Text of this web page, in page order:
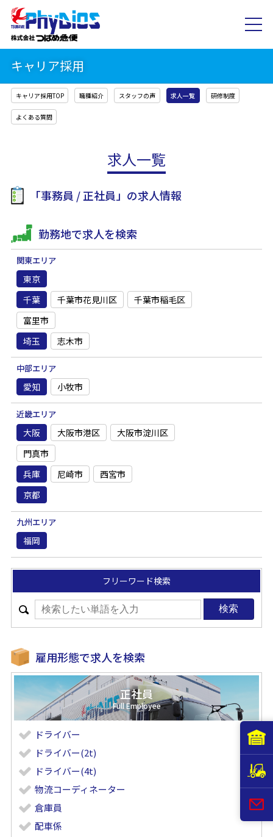
キャリア採用
キャリア採用TOP 職種紹介 スタッフの声 求人一覧 研修制度
よくある質問
求人一覧
「事務員 正社員 」の求人情報
勤務地で求人を検索
関東エリア
東京
千葉
千葉市花見川区
千葉市稲毛区
富里市
埼玉
志木市
中部エリア
愛知 小牧市
近畿エリア
大阪 大阪市港区
大阪市淀川区
門真市
兵庫
尼崎市
西宮市
京都
九州エリア
福岡
フリーワード検索
雇用形態で求人を検索
正社員
ドライバー
ドライバー(2t)
ドライバー(4t)
物流コーディネーター
倉庫員
配車係